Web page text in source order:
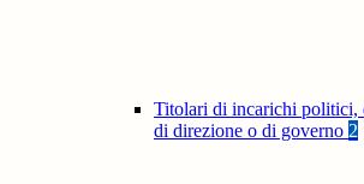
Titolari di incarichi politici,
di direzione o di governo 2